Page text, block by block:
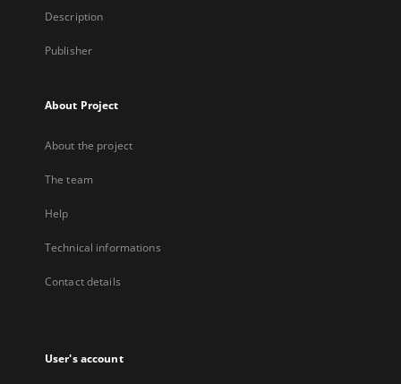
Description
Publisher
About Project
About the project
The team
Help
Technical informations
Contact details
User's account